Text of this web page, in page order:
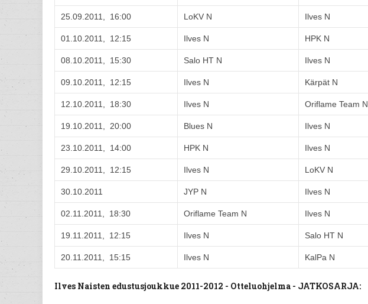
25.09.2011, 16:00 LoKV N Ilves N
01.10.2011, 12:15 Ilves N HPK N
08.10.2011, 15:30 Salo HT N Ilves N
09.10.2011, 12:15 Ilves N Kärpät N
12.10.2011, 18:30 Ilves N Oriflame Team N
19.10.2011, 20:00 Blues N Ilves N
23.10.2011, 14:00 HPK N Ilves N
29.10.2011, 12:15 Ilves N LoKV N
30.10.2011 JYP N Ilves N
02.11.2011, 18:30 Oriflame Team N Ilves N
19.11.2011, 12:15 Ilves N Salo HT N
20.11.2011, 15:15 Ilves N KalPa N
Ilves Naisten edustusjoukkue 2011-2012 - Otteluohjelma - JATKOSARJA: